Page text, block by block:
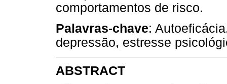
comportamentos de risco.
Palavras-chave:
depressão, estresse
ABSTRACT